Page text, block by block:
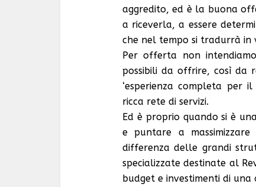
aggredito, ed è la buona
a riceverla, a essere
che nel tempo si tradurrà in
Per offerta non
possibili da offrire, così da
‘esperienza completa per
ricca rete di servizi.
Ed è proprio quando si è
e puntare a
differenza delle grandi
specializzate destinate al
budget e investimenti di